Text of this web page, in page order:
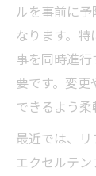
ルを事前に
なります。
事を同時進
要です。変
できるよう柔
最近では、
エクセルテ